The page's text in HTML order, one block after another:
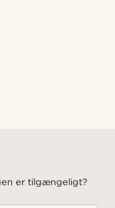
er tilgængeligt?